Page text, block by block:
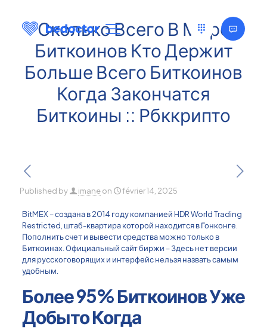
Сколько Всего В Мире
Биткоинов Кто Держит
Больше Всего Биткоинов
Когда Закончатся
Биткоины :: Рбккрипто
Published by imaneon février 14, 2025
BitMEX – создана в 2014 году компанией HDR World Trading
Restricted, штаб-квартира которой находится в Гонконге.
Пополнить счет и вывести средства можно только в
Биткоинах. Официальный сайт биржи – Здесь нет версии
для русскоговорящих и интерфейс нельзя назвать самым
удобным.
Более 95% Биткоинов Уже
Добыто Когда